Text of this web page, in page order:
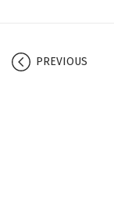
PREVIOUS